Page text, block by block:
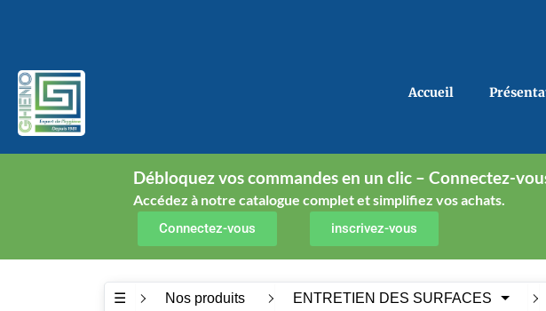
Accueil
Débloquez vos commandes en un clic – Connectez-
Accédez à notre catalogue complet et simplifiez vos achats.
Connectez-vous inscrivez-vous
☰ Nos produits ENTRETIEN DES SURFACES